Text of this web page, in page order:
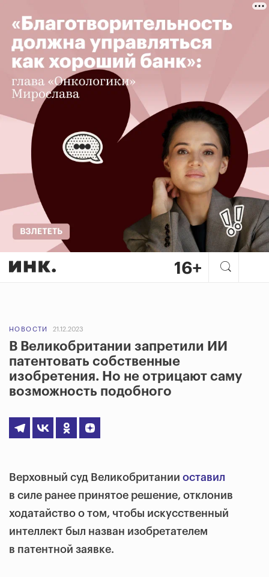
НОВОСТИ 21.12.2023
В Великобритании запретили ИИ
патентовать собственные
изобретения. Но не отрицают саму
возможность подобного
Верховный суд Великобритании оставил
в силе ранее принятое решение, отклонив
ходатайство о том, чтобы искусственный
интеллект был назван изобретателем
в патентной заявке.